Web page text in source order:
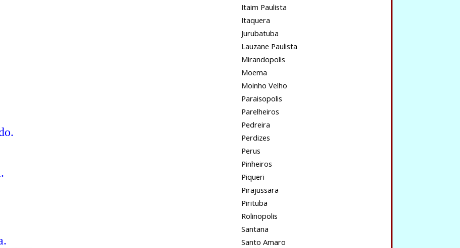
Itaim Paulista
Itaquera
Jurubatuba
Lauzane Paulista
Mirandopolis
Moema
Moinho Velho
Paraisopolis
Parelheiros
Pedreira
Perdizes
Perus
Pinheiros
Piqueri
Pirajussara
Pirituba
Rolinopolis
Santana
Santo Amaro